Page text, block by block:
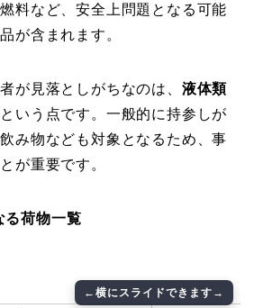
料など、安全上問題となる可能
が含まれます。
が見落としがちなのは、 液体類
という点です。一般的に持参しが
み物なども対象となるため、事
が重要です。
る荷物一覧